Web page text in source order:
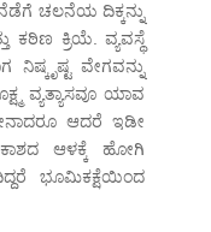
ಚಲನೆಯ ದಿಕ್ಕನ್ನು
ಕಠಿಣ ಕ್ರಿಯೆ. ವ್ಯವಸ್ಥೆ
ನಿಷ್ಕೃಷ್ಟ ವೇಗವನ್ನು
ವ್ಯತ್ಯಾಸವೂ ಯಾವ
ಆದರೆ ಇಡೀ
ಆಳಕ್ಕೆ ಹೋಗಿ
ಭೂಮಿಕಕ್ಷೆಯಿಂದ